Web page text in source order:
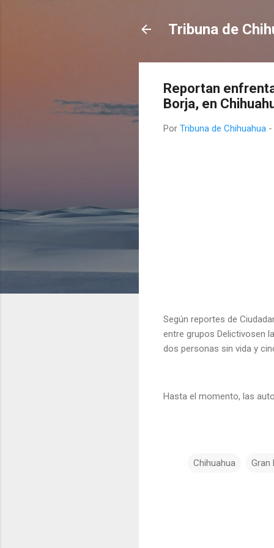
Tribuna de
Reportan
Borja, en
Por Tribuna de Chihuahua -
Según reportes de
entre grupos Delictivosen
dos personas sin vida y
Hasta el momento, las
Chihuahua Gran